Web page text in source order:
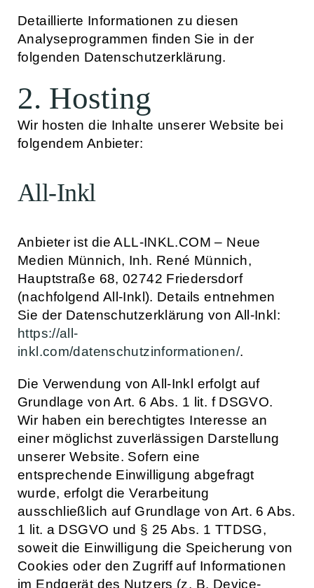
Detaillierte Informationen zu diesen
Analyseprogrammen finden Sie in der
folgenden Datenschutzerklärung.
2. Hosting
Wir hosten die Inhalte unserer Website bei
folgendem Anbieter:
All-Inkl
Anbieter ist die ALL-INKL.COM – Neue
Medien Münnich, Inh. René Münnich,
Hauptstraße 68, 02742 Friedersdorf
(nachfolgend All-Inkl). Details entnehmen
Sie der Datenschutzerklärung von All-Inkl:
https://all-
inkl.com/datenschutzinformationen/.
Die Verwendung von All-Inkl erfolgt auf
Grundlage von Art. 6 Abs. 1 lit. f DSGVO.
Wir haben ein berechtigtes Interesse an
einer möglichst zuverlässigen Darstellung
unserer Website. Sofern eine
entsprechende Einwilligung abgefragt
wurde, erfolgt die Verarbeitung
ausschließlich auf Grundlage von Art. 6 Abs.
1 lit. a DSGVO und § 25 Abs. 1 TTDSG,
soweit die Einwilligung die Speicherung von
Cookies oder den Zugriff auf Informationen
im Endgerät des Nutzers (z. B. Device-